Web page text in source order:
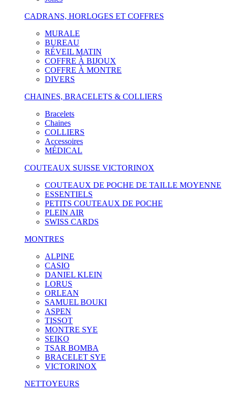
CADRANS, HORLOGES ET COFFRES
MURALE
BUREAU
RÉVEIL MATIN
COFFRE À BIJOUX
COFFRE À MONTRE
DIVERS
CHAINES, BRACELETS & COLLIERS
Bracelets
Chaines
COLLIERS
Accessoires
MÉDICAL
COUTEAUX SUISSE VICTORINOX
COUTEAUX DE POCHE DE TAILLE MOYENNE
ESSENTIELS
PETITS COUTEAUX DE POCHE
PLEIN AIR
SWISS CARDS
MONTRES
ALPINE
CASIO
DANIEL KLEIN
LORUS
ORLEAN
SAMUEL BOUKI
ASPEN
TISSOT
MONTRE SYE
SEIKO
TSAR BOMBA
BRACELET SYE
VICTORINOX
NETTOYEURS